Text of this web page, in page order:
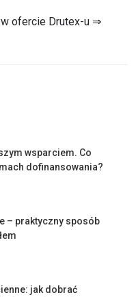
ofercie Drutex-u ⇒
wsparciem. Co
dofinansowania?
– praktyczny sposób
jak dobrać